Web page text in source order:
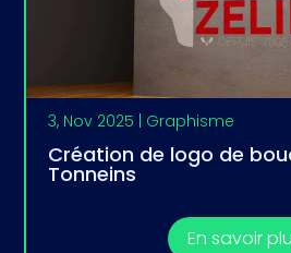
3, Nov 2025 | Graphisme
Création de logo de
Tonneins
En savoir